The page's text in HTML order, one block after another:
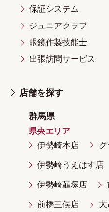
保証システム
ジュニアクラブ
眼鏡作製技能士
出張訪問サービス
店舗を探す
群馬県
県央エリア
伊勢崎本店
伊勢崎うえはす店
伊勢崎韮塚店
前橋三俣店 大